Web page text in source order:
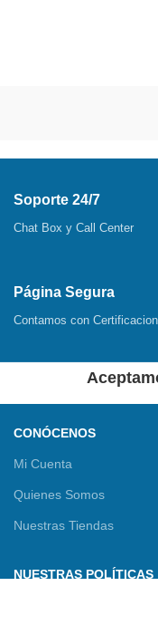
Soporte 24/7
Chat Box y Call Center
Página Segura
Contamos con
CONÓCENOS
Mi Cuenta
Quienes Somos
Nuestras Tiendas
NUESTRAS POLÍTICAS